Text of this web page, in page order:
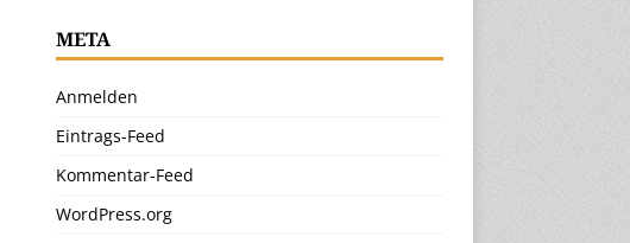
META
Anmelden
Eintrags-Feed
Kommentar-Feed
WordPress.org